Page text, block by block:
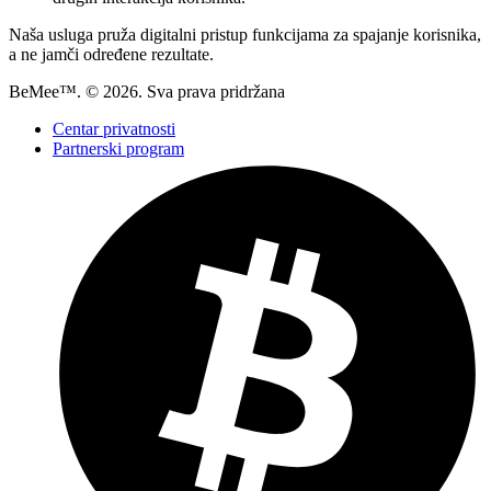
Naša usluga pruža digitalni pristup funkcijama za spajanje korisnika,
a ne jamči određene rezultate.
BeMee™. © 2026. Sva prava pridržana
Centar privatnosti
Partnerski program